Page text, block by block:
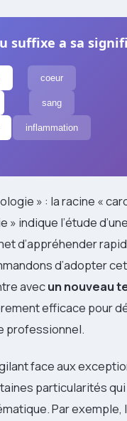
suffixe a sa
coeur
sang
inflammation
» : la racine «
indique l’étude
d’appréhender
d’adopter
avecun nouveau
efficace pour
professionnel.
face aux
particularités
Par exemple,